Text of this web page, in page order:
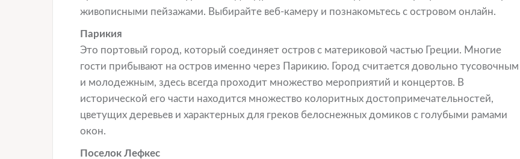
живописными пейзажами. Выбирайте веб-камеру и познакомьтесь с островом онлайн.
Парикия
Это портовый город, который соединяет остров с материковой частью Греции. Многие
гости прибывают на остров именно через Парикию. Город считается довольно тусовочным
и молодежным, здесь всегда проходит множество мероприятий и концертов. В
исторической его части находится множество колоритных достопримечательностей,
цветущих деревьев и характерных для греков белоснежных домиков с голубыми рамами
окон.
Поселок Лефкес